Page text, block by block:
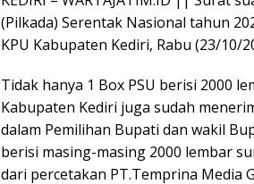
(Pilkada) Serentak Nasional tahun
KPU Kabupaten Kediri, Rabu (23/10/
Tidak hanya 1 Box PSU berisi 2000
Kabupaten Kediri juga sudah
dalam Pemilihan Bupati dan wakil
berisi masing-masing 2000 lembar
dari percetakan PT.Temprina Media